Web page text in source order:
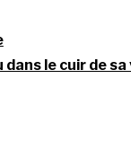
dans le cuir de